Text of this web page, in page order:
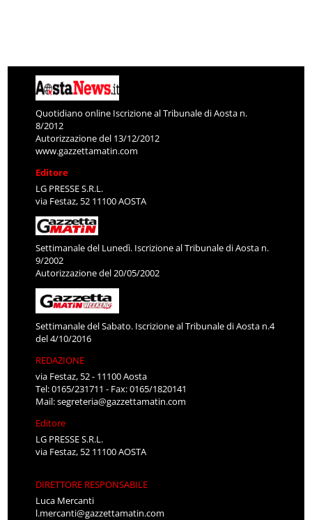
Quotidiano online Iscrizione al Tribunale di Aosta n.
8/2012
Autorizzazione del 13/12/2012
www.gazzettamatin.com
Editore
LG PRESSE S.R.L.
via Festaz, 52 11100 AOSTA
Settimanale del Lunedì. Iscrizione al Tribunale di Aosta n.
9/2002
Autorizzazione del 20/05/2002
Settimanale del Sabato. Iscrizione al Tribunale di Aosta n.4
del 4/10/2016
REDAZIONE
via Festaz, 52 - 11100 Aosta
Tel: 0165/231711 - Fax: 0165/1820141
Mail:segreteria@gazzettamatin.com
Editore
LG PRESSE S.R.L.
via Festaz, 52 11100 AOSTA
DIRETTORE RESPONSABILE
Luca Mercanti
l.mercanti@gazzettamatin.com